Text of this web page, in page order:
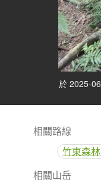
於 2025-
相關路線
竹東森
相關山岳